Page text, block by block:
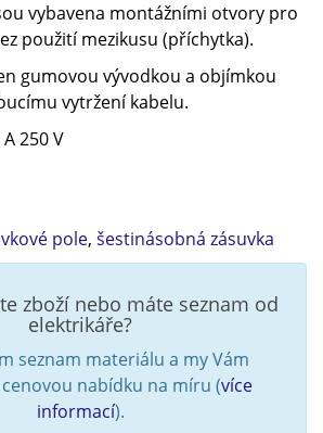
vybavena montážními otvory pro
použití mezikusu (příchytka).
gumovou vývodkou a objímkou
vytržení kabelu.
250 V
pole, šestinásobná zásuvka
zboží nebo máte seznam od
elektrikáře?
seznam materiálu a my Vám
nabídku na míru (více
informací).